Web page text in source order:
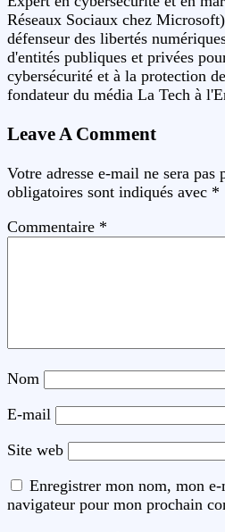
Réseaux Sociaux chez
défenseur des libertés
d'entités publiques et privées
cybersécurité et à la protection
fondateur du média La Tech à
Leave A Comment
Votre adresse e-mail ne sera pas
obligatoires sont indiqués avec *
Commentaire *
Nom
E-mail
Site web
Enregistrer mon nom, mon
navigateur pour mon prochain